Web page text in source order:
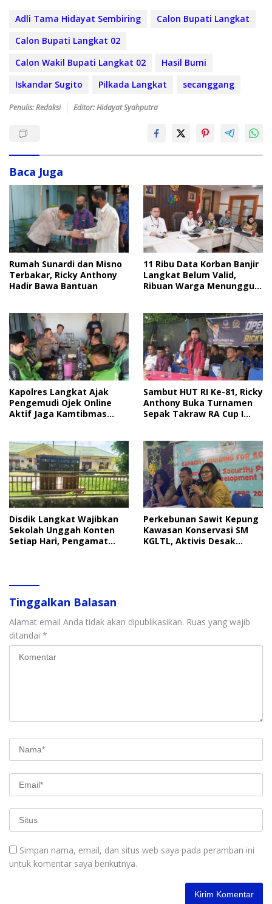
Adli Tama Hidayat Sembiring
Calon Bupati Langkat
Calon Bupati Langkat 02
Calon Wakil Bupati Langkat 02
Hasil Bumi
Iskandar Sugito
Pilkada Langkat secanggang
Penulis: Redaksi Editor: Hidayat Syahputra
Baca Juga
Rumah Sunardi dan Misno
Terbakar, Ricky Anthony
Hadir Bawa Bantuan
11 Ribu Data Korban Banjir
Langkat Belum Valid,
Ribuan Warga Menunggu
Kapolres Langkat Ajak
Pengemudi Ojek Online
Aktif Jaga Kamtibmas
Sambut HUT RI Ke-81, Ricky
Anthony Buka Turnamen
Sepak Takraw RA Cup I
Disdik Langkat Wajibkan
Sekolah Unggah Konten
Setiap Hari, Pengamat
Perkebunan Sawit Kepung
Kawasan Konservasi SM
KGLTL, Aktivis Desak
Tinggalkan Balasan
Alamat email Anda tidak akan dipublikasikan. Ruas yang wajib
ditandai *
Simpan nama, email, dan situs web saya pada peramban ini
untuk komentar saya berikutnya.